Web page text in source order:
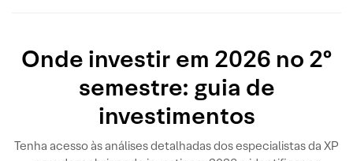
Onde investir em 2026 no 2º
semestre: guia de
investimentos
Tenha acesso às análises detalhadas dos especialistas da XP